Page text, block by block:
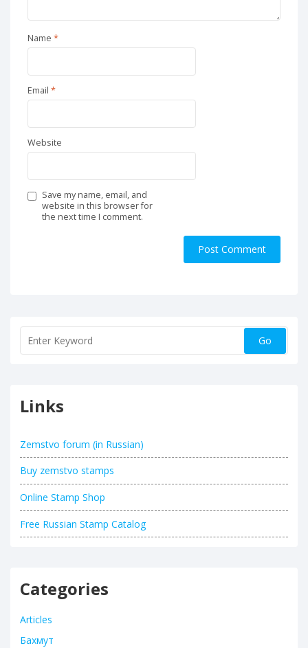
Name *
Email *
Website
Save my name, email, and
website in this browser for
the next time I comment.
Links
Zemstvo forum (in Russian)
Buy zemstvo stamps
Online Stamp Shop
Free Russian Stamp Catalog
Categories
Articles
Бахмут